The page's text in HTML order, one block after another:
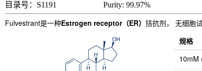
目录号：S1191 Purity: 99.97%
Fulvestrant是一种Estrogen receptor（ER） 拮抗剂， 无细胞
规格
10mM